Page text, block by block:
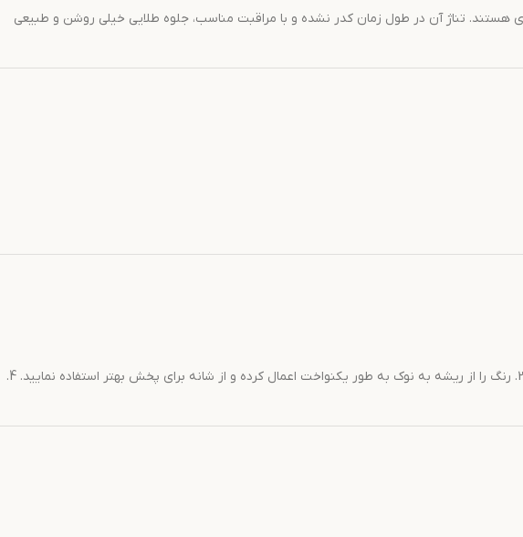
هستند. تناژ آن در طول زمان کدر نشده و با مراقبت مناسب، جلوه طلایی خیلی روشن و طبیعی
1. موهای تمیز اما خشک را آماده کنید. 2. رنگ مو را با اکسیدان ولوم 9٪ (برای بلوند تمیزتر یا موهای سفید) به نسبت 1:1 ترکیب نمایید. 3. رنگ را از ریشه به نوک به طور یکنواخت اعمال کرده و از شانه برای پخش بهتر استفاده نمایید. 4.